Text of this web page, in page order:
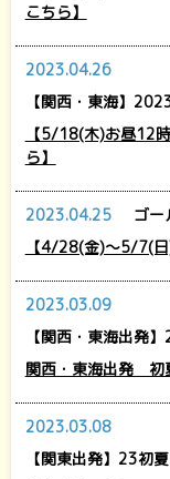
こちら】
2023.04.26
【関西・東海】
【5/18(木)お昼12
ら】
2023.04.25
ゴー
【4/28(金)～5/7(日
2023.03.09
【関西・東海出発
関西・東海出発 初
2023.03.08
【関東出発】23初